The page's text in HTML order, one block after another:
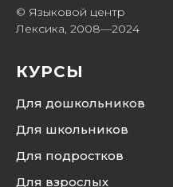
© Языковой центр
Лексика, 2008—2024
КУРСЫ
Для дошкольников
Для школьников
Для подростков
Для взрослых